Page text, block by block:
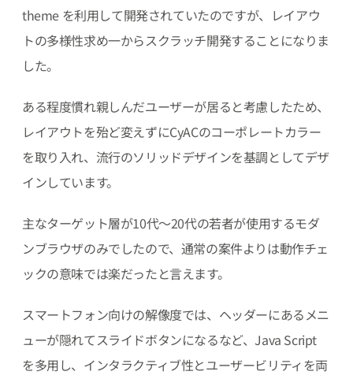
theme を利用して開発されていたのですが、レイアウ
トの多様性求め一からスクラッチ開発することになりま
した。
ある程度慣れ親しんだユーザーが居ると考慮したため、
レイアウトを殆ど変えずにCyACのコーポレートカラー
を取り入れ、流行のソリッドデザインを基調としてデザ
インしています。
主なターゲット層が10代〜20代の若者が使用するモダ
ンブラウザのみでしたので、通常の案件よりは動作チェ
ックの意味では楽だったと言えます。
スマートフォン向けの解像度では、ヘッダーにあるメニ
ューが隠れてスライドボタンになるなど、Java Script
を多用し、インタラクティブ性とユーザービリティを両